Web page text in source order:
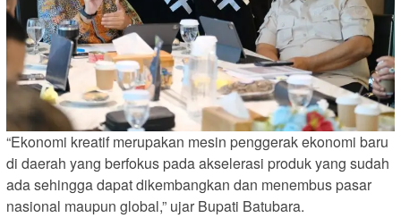
“Ekonomi kreatif merupakan mesin penggerak ekonomi baru
di daerah yang berfokus pada akselerasi produk yang sudah
ada sehingga dapat dikembangkan dan menembus pasar
nasional maupun global,” ujar Bupati Batubara.